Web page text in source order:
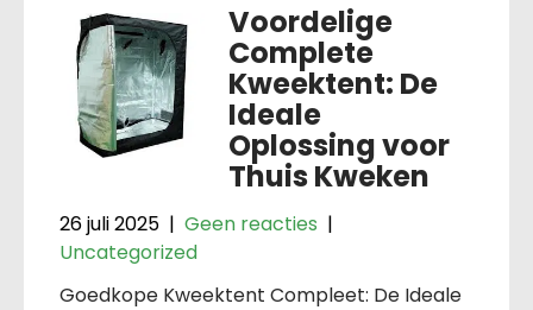
Voordelige
Complete
Kweektent: De
Ideale
Oplossing voor
Thuis Kweken
26 juli 2025 | Geen reacties |
Uncategorized
Goedkope Kweektent Compleet: De Ideale